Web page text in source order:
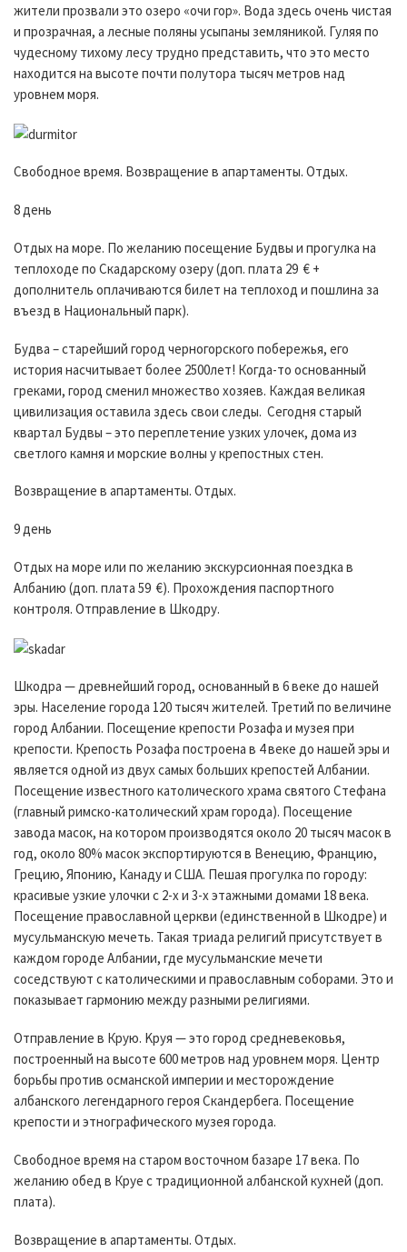
жители прозвали это озеро «очи гор». Вода здесь очень чистая
и прозрачная, а лесные поляны усыпаны земляникой. Гуляя по
чудесному тихому лесу трудно представить, что это место
находится на высоте почти полутора тысяч метров над
уровнем моря.
Свободное время. Возвращение в апартаменты. Отдых.
8 день
Отдых на море. По желанию посещение Будвы и прогулка на
теплоходе по Скадарскому озеру (доп. плата 29 € +
дополнитель оплачиваются билет на теплоход и пошлина за
въезд в Национальный парк).
Будва – старейший город черногорского побережья, его
история насчитывает более 2500лет! Когда-то основанный
греками, город сменил множество хозяев. Каждая великая
цивилизация оставила здесь свои следы. Сегодня старый
квартал Будвы – это переплетение узких улочек, дома из
светлого камня и морские волны у крепостных стен.
Возвращение в апартаменты. Отдых.
9 день
Отдых на море или по желанию экскурсионная поездка в
Албанию (доп. плата 59 €). Прохождения паспортного
контроля. Отправление в Шкодру.
Шкодра — древнейший город, основанный в 6 веке до нашей
эры. Население города 120 тысяч жителей. Третий по величине
город Албании. Посещение крепости Розафа и музея при
крепости. Крепость Розафа построена в 4 веке до нашей эры и
является одной из двух самых больших крепостей Албании.
Посещение известного католического храма святого Стефана
(главный римско-католический храм города). Посещение
завода масок, на котором производятся около 20 тысяч масок в
год, около 80% масок экспортируются в Венецию, Францию,
Грецию, Японию, Канаду и США. Пешая прогулка по городу:
красивые узкие улочки с 2-х и 3-х этажными домами 18 века.
Посещение православной церкви (единственной в Шкодре) и
мусульманскую мечеть. Такая триада религий присутствует в
каждом городе Албании, где мусульманские мечети
соседствуют с католическими и православным соборами. Это и
показывает гармонию между разными религиями.
Отправление в Крую. Kруя — это город средневековья,
построенный на высоте 600 метров над уровнем моря. Центр
борьбы против османской империи и месторождение
албанского легендарного героя Скандербега. Посещение
крепости и этнографического музея города.
Свободное время на старом восточном базаре 17 века. По
желанию обед в Круе с традиционной албанской кухней (доп.
плата).
Возвращение в апартаменты. Отдых.